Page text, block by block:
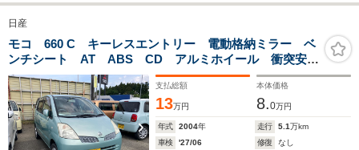
日産
モコ 660 C キーレスエントリー 電動格納ミラー ベ
ンチシート AT ABS CD アルミホイール 衝突安全
ボディ エアコン パワーステアリング パワーウィン
ドウ
支払総額
13万円
本体価格
8.0万円
年式 2004年 走行 5.1万km
車検
'27/06 修復
なし